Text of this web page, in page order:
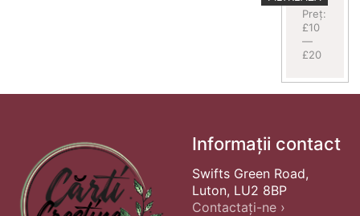
minim
maxim
Preț:
£10
—
£20
Informații contact
Swifts Green Road,
Luton, LU2 8BP
Contactați-ne ›